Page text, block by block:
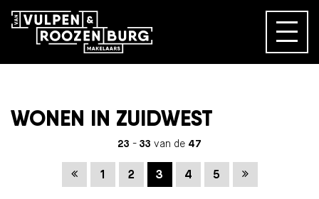
WONEN IN ZUIDWEST
23 - 33 van de 47
Vorige
1 2 3 4 5 Volgende